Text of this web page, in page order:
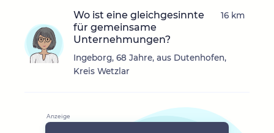
Wo ist eine gleichgesinnte
für gemeinsame
Unternehmungen?
Ingeborg, 68 Jahre, aus Dutenhofen,
Kreis Wetzlar
16 km